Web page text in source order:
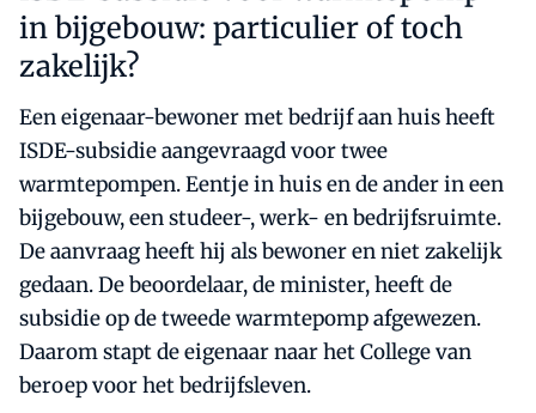
in bijgebouw: particulier of toch
zakelijk?
Een eigenaar-bewoner met bedrijf aan huis heeft
ISDE-subsidie aangevraagd voor twee
warmtepompen. Eentje in huis en de ander in een
bijgebouw, een studeer-, werk- en bedrijfsruimte.
De aanvraag heeft hij als bewoner en niet zakelijk
gedaan. De beoordelaar, de minister, heeft de
subsidie op de tweede warmtepomp afgewezen.
Daarom stapt de eigenaar naar het College van
beroep voor het bedrijfsleven.